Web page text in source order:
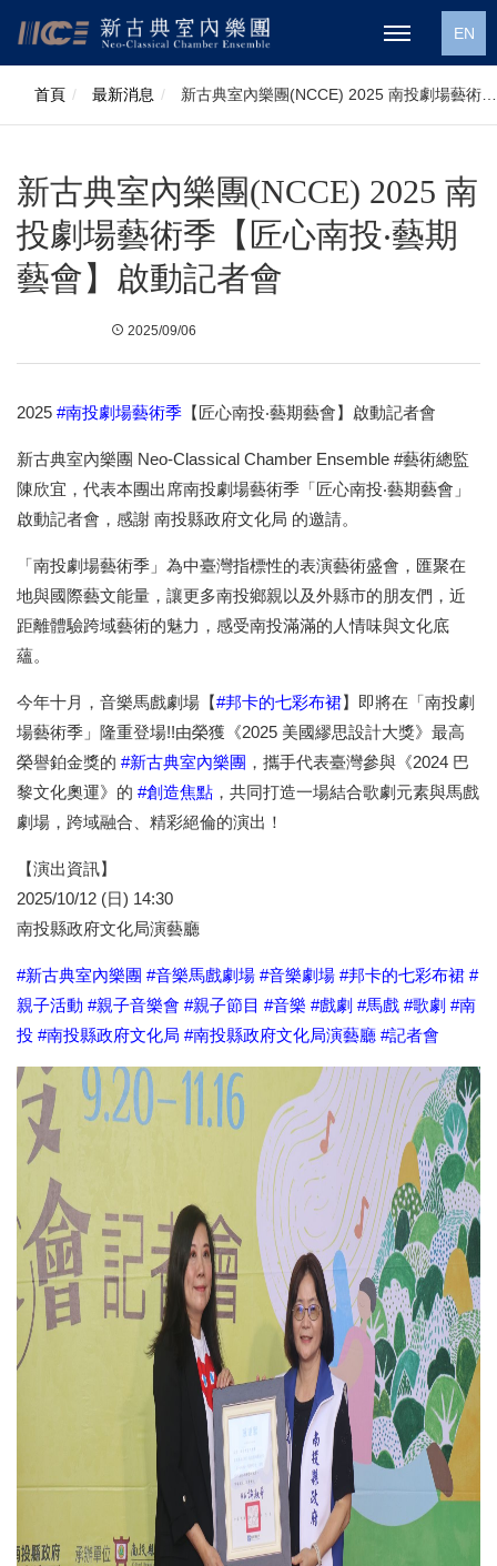
EN
首頁 最新消息
新古典室內樂團(NCCE) 2025 南投劇場藝術季
新古典室內樂團(NCCE) 2025 南
投劇場藝術季【匠心南投‧藝期
藝會】啟動記者會
2025/09/06
2025 #南投劇場藝術季 【匠心南投‧藝期藝會】啟動記者會
新古典室內樂團 Neo-Classical Chamber Ensemble #藝術總監
陳欣宜，代表本團出席南投劇場藝術季「匠心南投‧藝期藝會」
啟動記者會，感謝 南投縣政府文化局 的邀請。
「南投劇場藝術季」為中臺灣指標性的表演藝術盛會，匯聚在
地與國際藝文能量，讓更多南投鄉親以及外縣市的朋友們，近
距離體驗跨域藝術的魅力，感受南投滿滿的人情味與文化底
蘊。
今年十月，音樂馬戲劇場【#邦卡的七彩布裙】即將在「南投劇
場藝術季」隆重登場!!由榮獲《2025 美國繆思設計大獎》最高
榮譽鉑金獎的 #新古典室內樂團 ，攜手代表臺灣參與《2024 巴
黎文化奧運》的 #創造焦點 ，共同打造一場結合歌劇元素與馬戲
劇場，跨域融合、精彩絕倫的演出！
【演出資訊】
2025/10/12 (日) 14:30
南投縣政府文化局演藝廳
#新古典室內樂團 #音樂馬戲劇場 #音樂劇場 #邦卡的七彩布裙 #
親子活動 #親子音樂會 #親子節目 #音樂 #戲劇 #馬戲 #歌劇 #南
投 #南投縣政府文化局 #南投縣政府文化局演藝廳 #記者會